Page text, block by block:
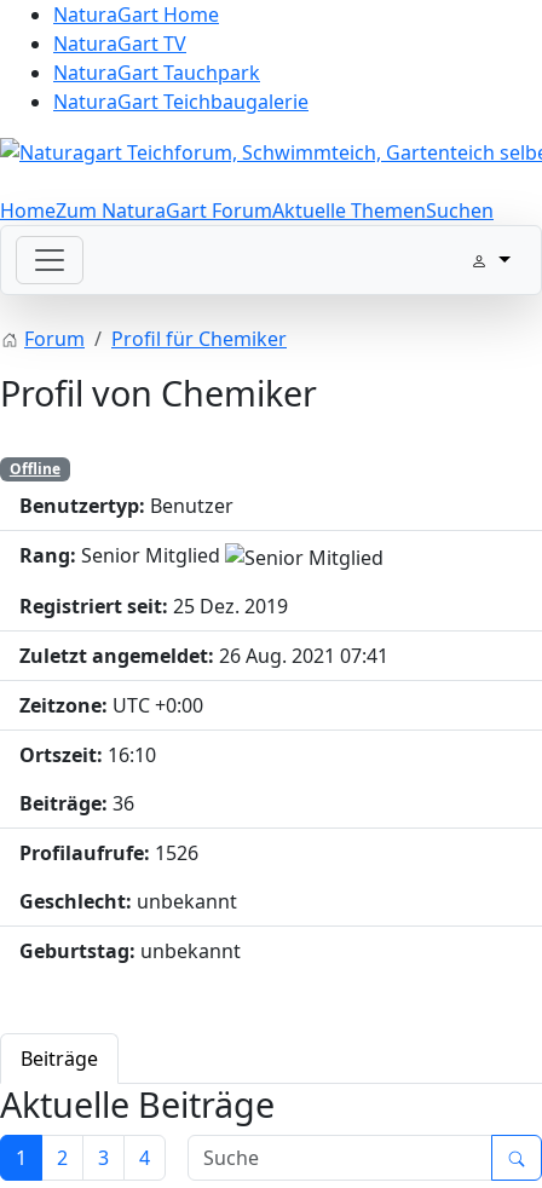
NaturaGart Home
NaturaGart TV
NaturaGart Tauchpark
NaturaGart Teichbaugalerie
HomeZum NaturaGart ForumAktuelle ThemenSuchen
Forum Profil für Chemiker
Profil von Chemiker
Offline
Benutzertyp: Benutzer
Rang: Senior Mitglied
Registriert seit: 25 Dez. 2019
Zuletzt angemeldet: 26 Aug. 2021 07:41
Zeitzone: UTC +0:00
Ortszeit: 16:10
Beiträge: 36
Profilaufrufe: 1526
Geschlecht: unbekannt
Geburtstag: unbekannt
Beiträge
Aktuelle Beiträge
1 2 3 4